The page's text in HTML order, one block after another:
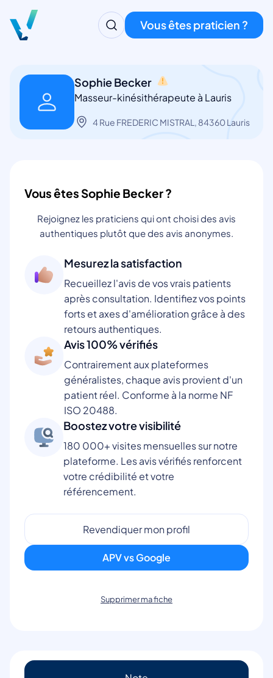
Vous êtes praticien ?
Sophie Becker
Masseur-kinésithérapeute à Lauris
4 Rue FREDERIC MISTRAL, 84360 Lauris
Vous êtes Sophie Becker ?
Rejoignez les praticiens qui ont choisi des avis
authentiques plutôt que des avis anonymes.
Mesurez la satisfaction
Recueillez l'avis de vos vrais patients
après consultation. Identifiez vos points
forts et axes d'amélioration grâce à des
retours authentiques.
Avis 100% vérifiés
Contrairement aux plateformes
généralistes, chaque avis provient d'un
patient réel. Conforme à la norme NF
ISO 20488.
Boostez votre visibilité
180 000+ visites mensuelles sur notre
plateforme. Les avis vérifiés renforcent
votre crédibilité et votre
référencement.
Revendiquer mon profil
APV vs Google
Supprimer ma fiche